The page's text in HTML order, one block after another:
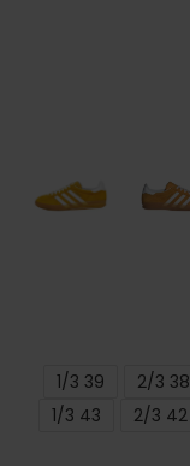
38 2/3
39 1/3
42 2/3
43 1/3